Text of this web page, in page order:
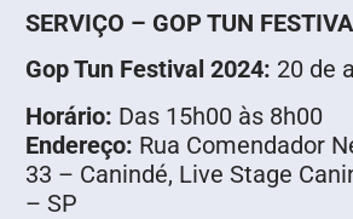
SERVIÇO – GOP TUN
Gop Tun Festival 2024: 20 de
Horário: Das 15h00 às 8h00
Endereço: Rua Comendador
33 – Canindé, Live Stage
– SP